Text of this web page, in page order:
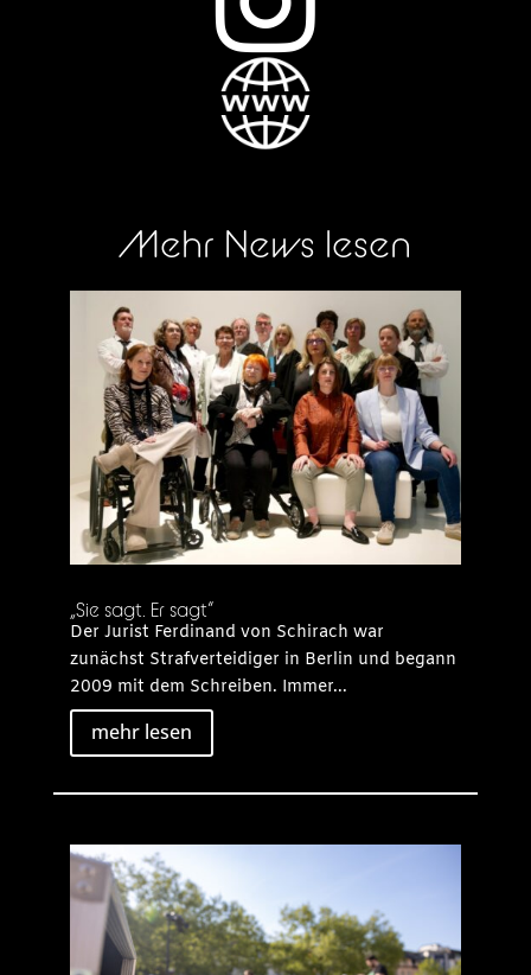
Mehr News lesen
„Sie sagt. Er sagt“
Der Jurist Ferdinand von Schirach war
zunächst Strafverteidiger in Berlin und begann
2009 mit dem Schreiben. Immer...
mehr lesen